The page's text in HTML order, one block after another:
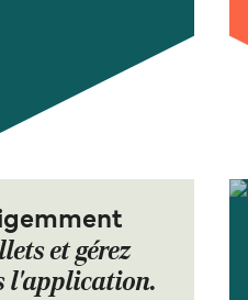
et gérez
l'application.